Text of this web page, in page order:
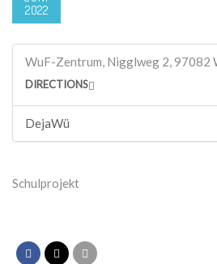
2022
WuF-Zentrum, Nigglweg 2, 97082
DIRECTIONS
DejaWü
Schulprojekt